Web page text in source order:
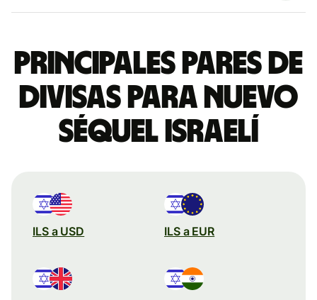
Principales pares de
divisas para nuevo
séquel israelí
ILS a USD ILS a EUR